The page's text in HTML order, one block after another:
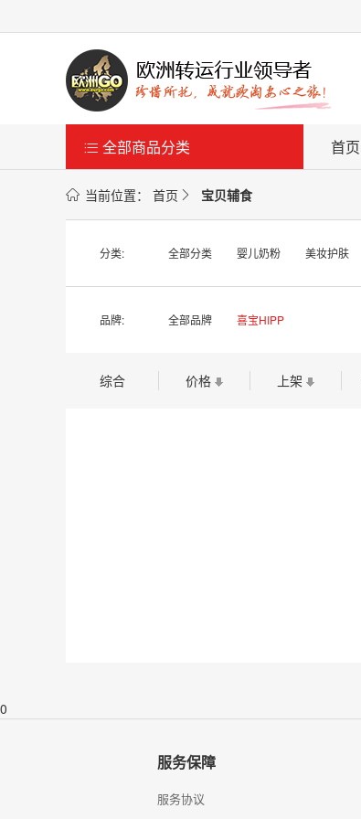
 全部商品分类 首页
 当前位置： 首页  宝贝辅食
分类: 全部分类 婴儿奶粉 美妆护肤
品牌: 全部品牌 喜宝HIPP
综合 价格 上架
0
服务保障
服务协议